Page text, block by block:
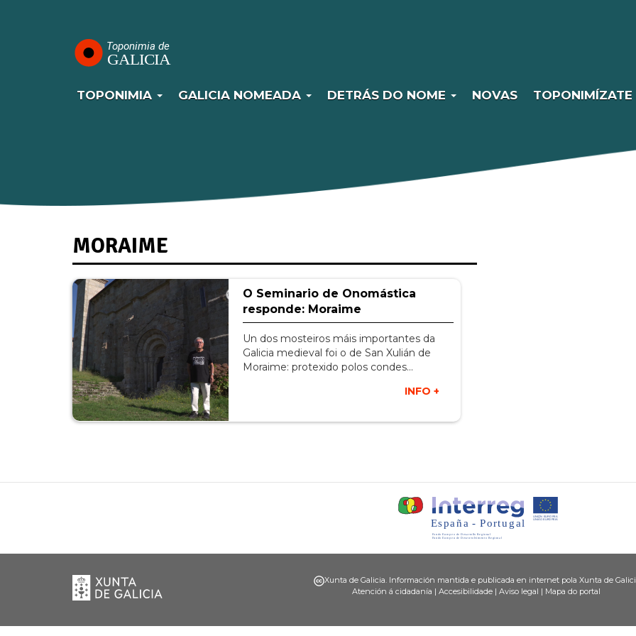
principal
TOPONIMIA GALICIA NOMEADA DETRÁS DO NOME NOVAS TOPONIMÍZATE
MORAIME
O Seminario de Onomástica
responde: Moraime
Un dos mosteiros máis importantes da
Galicia medieval foi o de San Xulián de
Moraime: protexido polos condes…
INFO +
Xunta
de
Galicia
Xunta de Galicia. Información mantida e publicada en internet pola Xunta de
Atención á cidadanía | Accesibilidade | Aviso legal | Mapa do portal